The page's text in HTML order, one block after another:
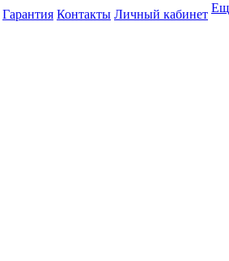
Гарантия Контакты Личный кабинет